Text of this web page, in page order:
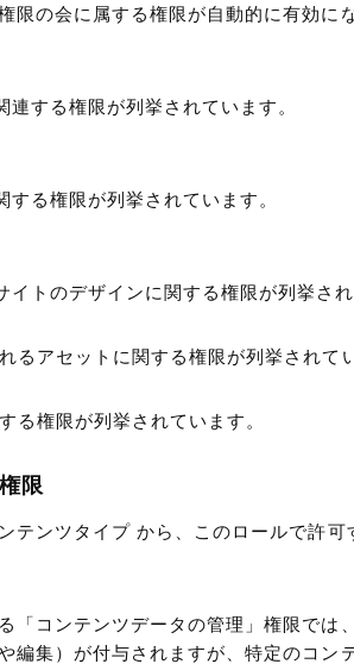
限の会に属する権限が自動的に有効に
する権限が列挙されています。
る権限が列挙されています。
イトのデザインに関する権限が列挙され
るアセットに関する権限が列挙されて
る権限が列挙されています。
限
テンツタイプ から、このロールで許可
「コンテンツデータの管理」権限では
編集）が付与されますが、特定のコン